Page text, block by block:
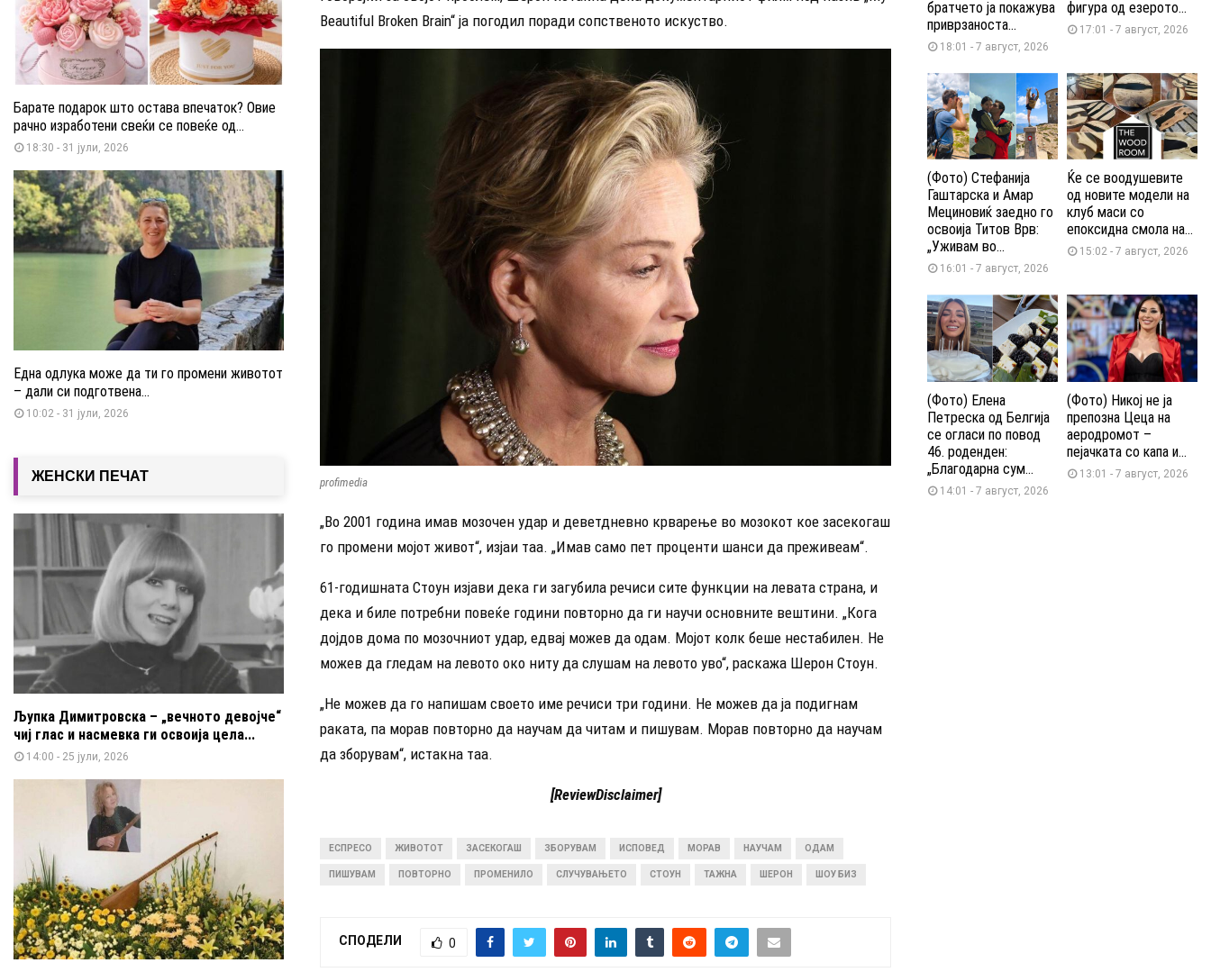
Beautiful Broken Brain“ ја погодил поради сопственото искуство.
profimedia
„Во 2001 година имав мозочен удар и деветдневно крварење во мозокот кое засекогаш
го промени мојот живот“, изјаи таа. „Имав само пет проценти шанси да преживеам“.
61-годишната Стоун изјави дека ги загубила речиси сите функции на левата страна, и
дека и биле потребни повеќе години повторно да ги научи основните вештини. „Кога
дојдов дома по мозочниот удар, едвај можев да одам. Мојот колк беше нестабилен. Не
можев да гледам на левото око ниту да слушам на левото уво“, раскажа Шерон Стоун.
„Не можев да го напишам своето име речиси три години. Не можев да ја подигнам
раката, па морав повторно да научам да читам и пишувам. Морав повторно да научам
да зборувам“, истакна таа.
[ReviewDisclaimer]
ЕСПРЕСО ЖИВОТОТ ЗАСЕКОГАШ ЗБОРУВАМ ИСПОВЕД МОРАВ НАУЧАМ ОДАМ
ПИШУВАМ ПОВТОРНО ПРОМЕНИЛО СЛУЧУВАЊЕТО СТОУН ТАЖНА ШЕРОН ШОУ БИЗ
СПОДЕЛИ 0
Барате подарок што остава впечаток? Овие
рачно изработени свеќи се повеќе од...
18:30 - 31 јули, 2026
Една одлука може да ти го промени животот
– дали си подготвена...
10:02 - 31 јули, 2026
ЖЕНСКИ ПЕЧАТ
Љупка Димитровска – „вечното девојче“
чиј глас и насмевка ги освоија цела...
14:00 - 25 јули, 2026
братчето ја покажува
приврзаноста...
18:01 - 7 август, 2026
фигура од езерото...
17:01 - 7 август, 2026
(Фото) Стефанија
Гаштарска и Амар
Мециновиќ заедно го
освоија Титов Врв:
„Уживам во...
16:01 - 7 август, 2026
Ќе се воодушевите
од новите модели на
клуб маси со
епоксидна смола на...
15:02 - 7 август, 2026
(Фото) Елена
Петреска од Белгија
се огласи по повод
46. роденден:
„Благодарна сум...
14:01 - 7 август, 2026
(Фото) Никој не ја
препозна Цеца на
аеродромот –
пејачката со капа и...
13:01 - 7 август, 2026